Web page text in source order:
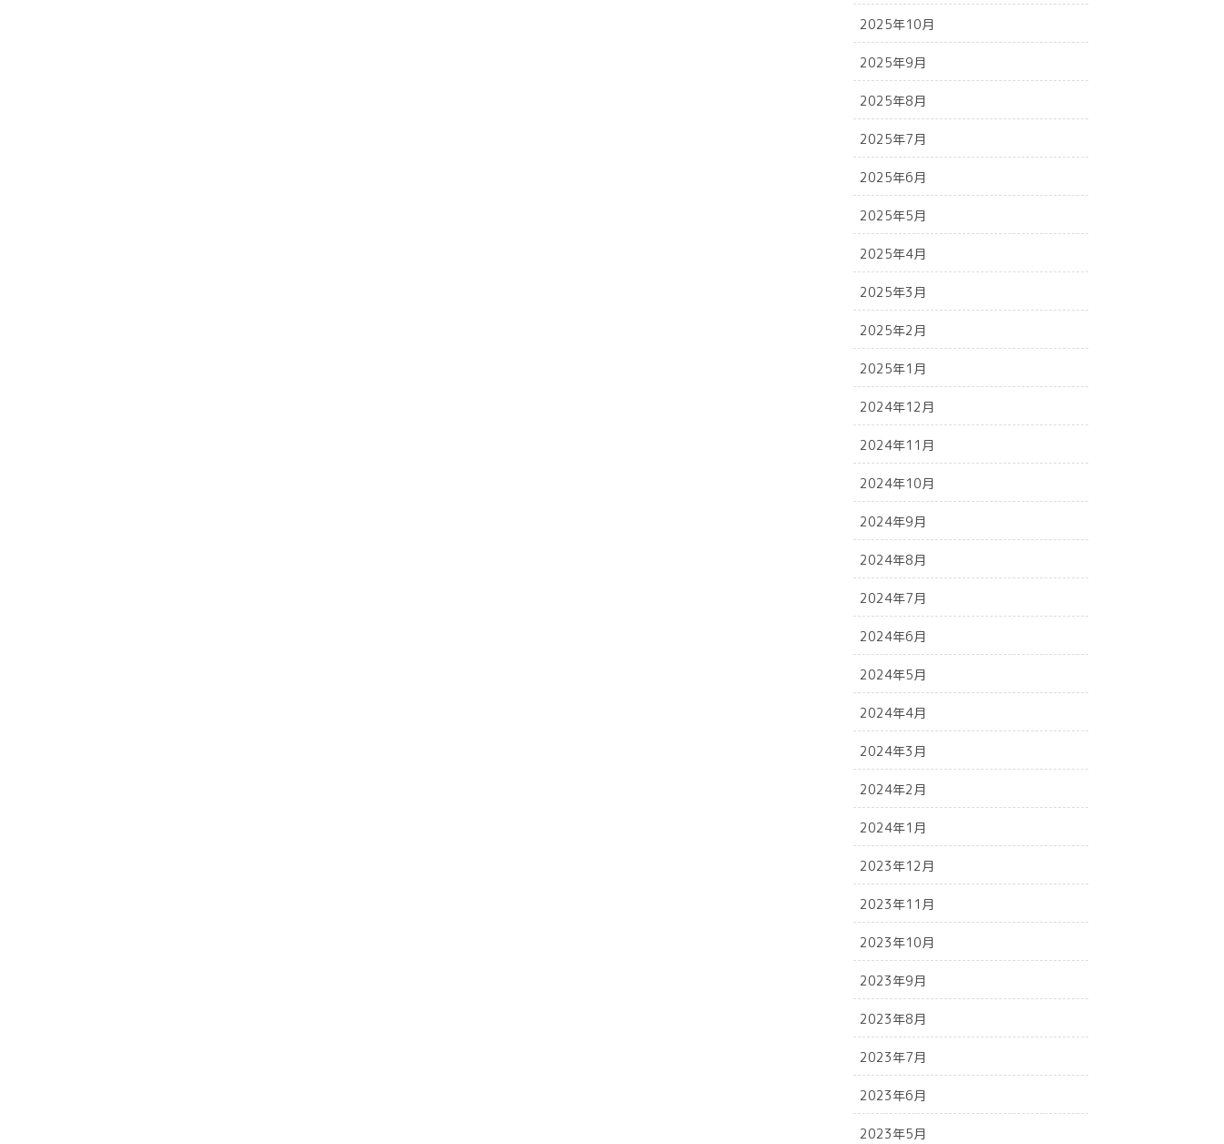
2025年10月
2025年9月
2025年8月
2025年7月
2025年6月
2025年5月
2025年4月
2025年3月
2025年2月
2025年1月
2024年12月
2024年11月
2024年10月
2024年9月
2024年8月
2024年7月
2024年6月
2024年5月
2024年4月
2024年3月
2024年2月
2024年1月
2023年12月
2023年11月
2023年10月
2023年9月
2023年8月
2023年7月
2023年6月
2023年5月